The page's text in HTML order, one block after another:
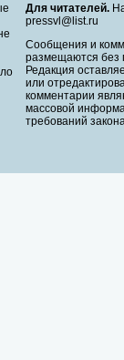
Для читателей.
pressvl@list.ru
Сообщения и
размещаются без
Редакция
или
комментарии
массовой
требований